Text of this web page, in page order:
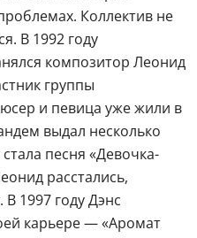
Коллектив не
В 1992 году
композитор Леонид
группы
и певица уже жили в
выдал несколько
песня «Девочка-
расстались,
1997 году Дэнс
карьере — «Аромат